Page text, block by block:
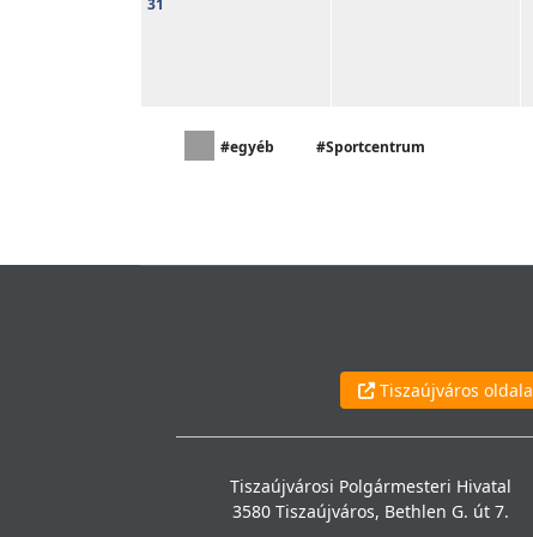
31
#egyéb #Sportcentrum
Tiszaújváros oldala
Tiszaújvárosi Polgármesteri Hivatal
3580 Tiszaújváros, Bethlen G. út 7.